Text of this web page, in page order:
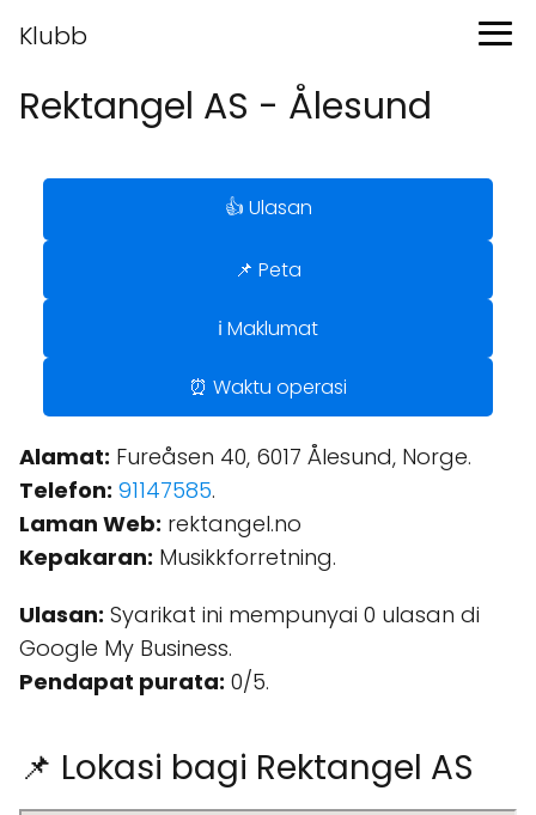
Klubb
Rektangel AS - Ålesund
👍 Ulasan
📌 Peta
ℹ️ Maklumat
⏰ Waktu operasi
Alamat: Fureåsen 40, 6017 Ålesund, Norge.
Telefon: 91147585.
Laman Web: rektangel.no
Kepakaran: Musikkforretning.
Ulasan: Syarikat ini mempunyai 0 ulasan di
Google My Business.
Pendapat purata: 0/5.
📌 Lokasi bagi Rektangel AS